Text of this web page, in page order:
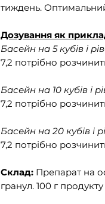
тиждень.
Дозування як
Басейн на 5 кубів і
7,2 потрібно
Басейн на 10 кубів і
7,2 потрібно
Басейн на 20 кубів і
7,2 потрібно
Склад: Препарат на
гранул. 100 г